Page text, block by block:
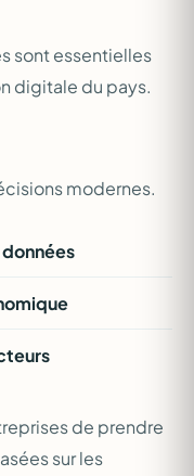
sont essentielles
digitale du pays.
modernes.
de prendre
sur les